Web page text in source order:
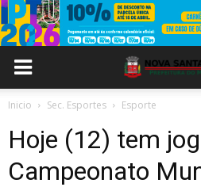
Inicio Sec. Esportes Esporte
Hoje (12) tem
Campeonato